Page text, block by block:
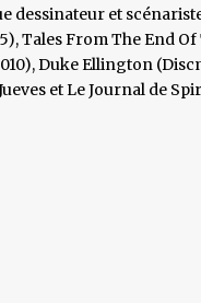
dessinateur et
Tales From The End
Duke Ellington
et Le Journal de